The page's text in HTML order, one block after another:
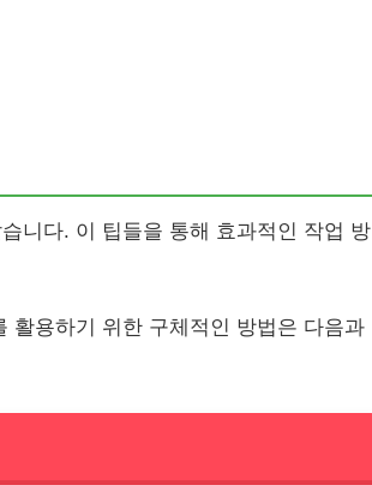
니다. 이 팁들을 통해 효과적인 작업 방
활용하기 위한 구체적인 방법은 다음과